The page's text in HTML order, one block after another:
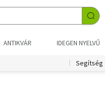
ANTIKVÁR IDEGEN NYELVŰ
Segítség